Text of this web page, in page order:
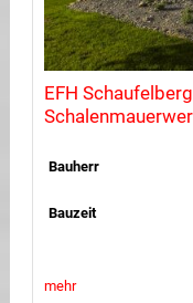
EFH
Bauherr
Bauzeit
mehr